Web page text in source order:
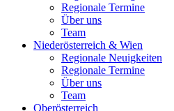
Regionale Termine
Über uns
Team
Niederösterreich & Wien
Regionale Neuigkeiten
Regionale Termine
Über uns
Team
Oberösterreich